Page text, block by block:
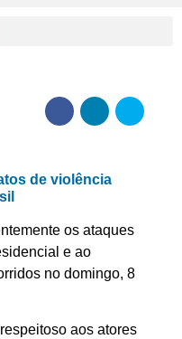
de violência
os ataques
e ao
no domingo, 8
aos atores